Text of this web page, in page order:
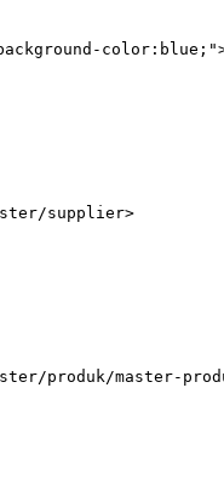
supplier>
produk/master-